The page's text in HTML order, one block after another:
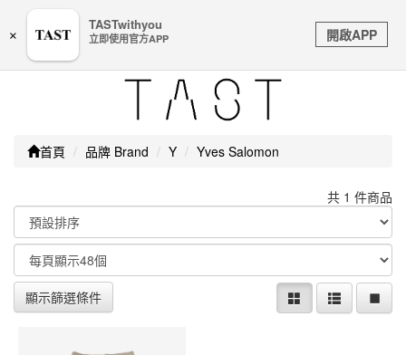
銀行帳戶或信用卡等個人資訊，如接到請立即掛斷或撥打
Toggle
navigation
首頁 品牌 Brand Y Yves Salomon
共 1 件商品
顯示篩選條件
×
TASTwithyou
立即使用官方APP 開啟APP